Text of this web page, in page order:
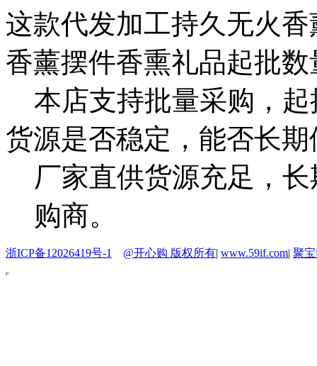
这款代发加工持久无火
香薰摆件香熏礼品起批
本店支持批量采购，
货源是否稳定，能否长期
厂家直供货源充足，
购商。
浙ICP备12026419号-1 @开心购 版权所有| www.59if.com| 聚